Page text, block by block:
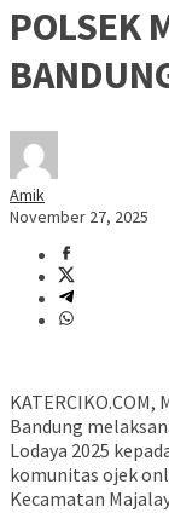
POLSEK
Amik
November 27, 2025
Bandung
Lodaya 2025
komunitas ojek
Kecamatan